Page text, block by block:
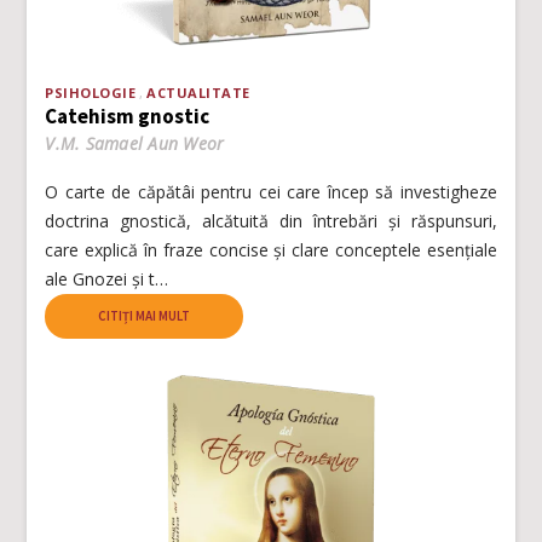
PSIHOLOGIE ACTUALITATE
Catehism gnostic
V.M. Samael Aun Weor
O carte de căpătâi pentru cei care încep să investigheze
doctrina gnostică, alcătuită din întrebări și răspunsuri,
care explică în fraze concise și clare conceptele esențiale
ale Gnozei și t…
CITIȚI MAI MULT